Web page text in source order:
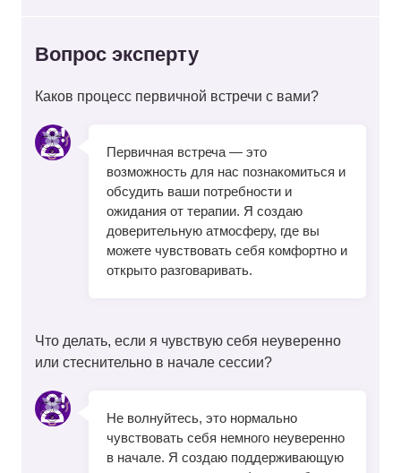
Вопрос эксперту
Каков процесс первичной встречи с вами?
Первичная встреча — это
возможность для нас познакомиться и
обсудить ваши потребности и
ожидания от терапии. Я создаю
доверительную атмосферу, где вы
можете чувствовать себя комфортно и
открыто разговаривать.
Что делать, если я чувствую себя неуверенно
или стеснительно в начале сессии?
Не волнуйтесь, это нормально
чувствовать себя немного неуверенно
в начале. Я создаю поддерживающую